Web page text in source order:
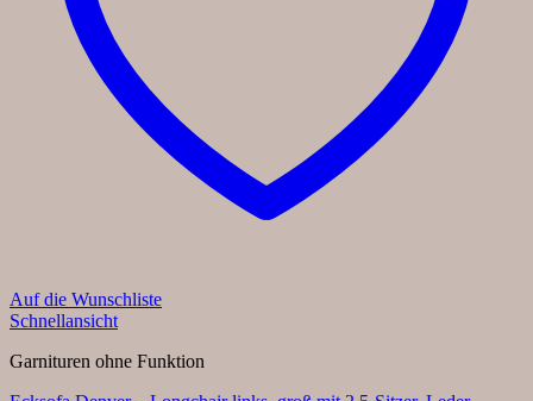
Auf die Wunschliste
Schnellansicht
Garnituren ohne Funktion